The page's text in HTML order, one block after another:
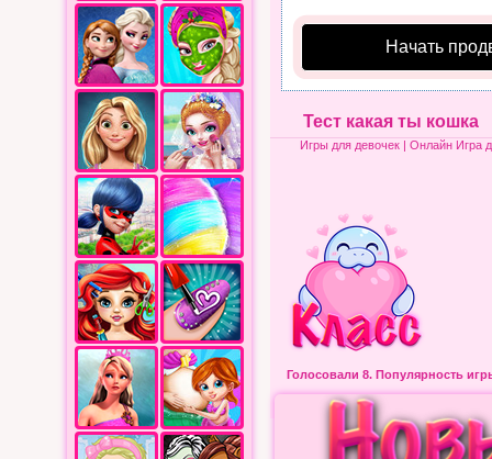
Начать
Тест какая ты кошка
Игры для девочек| Онлайн Игра
Голосовали 8. Популярность